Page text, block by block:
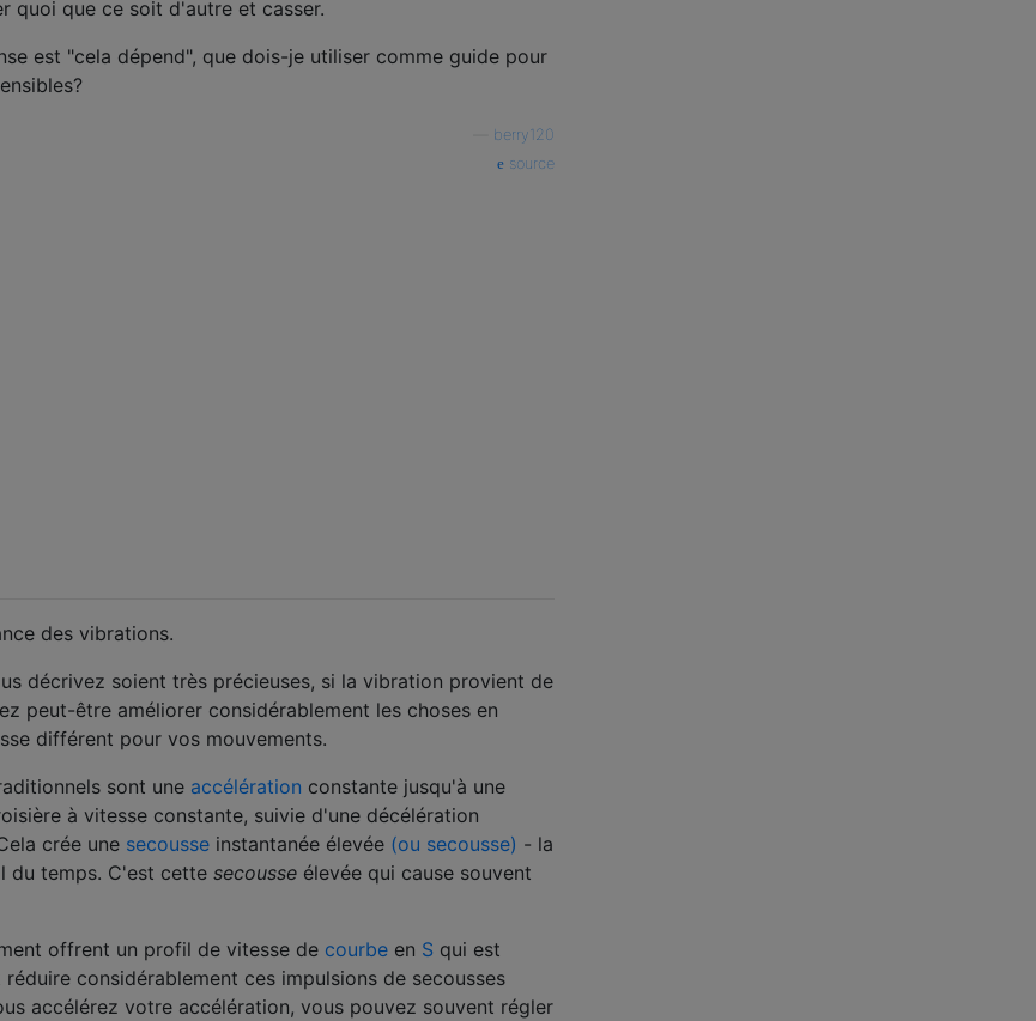
quoi que ce soit d'autre et casser.
est "cela dépend", que dois-je utiliser comme guide pour
berry120
source
des vibrations.
décrivez soient très précieuses, si la vibration provient de
peut-être améliorer considérablement les choses en
différent pour vos mouvements.
sont une accélération constante jusqu'à une
à vitesse constante, suivie d'une décélération
crée une secousse instantanée élevée (ou secousse) - la
du temps. C'est cette secousse élevée qui cause souvent
offrent un profil de vitesse de courbe en S qui est
considérablement ces impulsions de secousses
accélérez votre accélération, vous pouvez souvent régler